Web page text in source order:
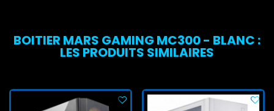
BOITIER MARS GAMING MC300 - BLANC :
LES PRODUITS SIMILAIRES